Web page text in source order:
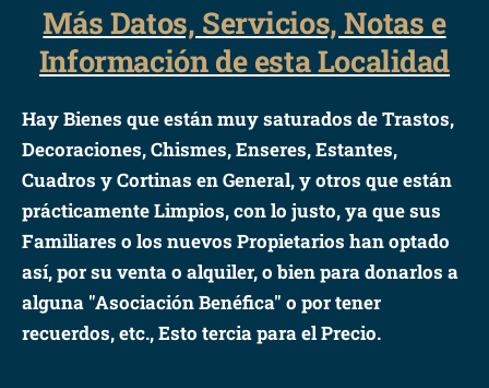
Más Datos, Servicios, Notas e
Información de esta Localidad
Hay Bienes que están muy saturados de Trastos,
Decoraciones, Chismes, Enseres, Estantes,
Cuadros y Cortinas en General, y otros que están
prácticamente Limpios, con lo justo, ya que sus
Familiares o los nuevos Propietarios han optado
así, por su venta o alquiler, o bien para donarlos a
alguna "Asociación Benéfica" o por tener
recuerdos, etc., Esto tercia para el Precio.